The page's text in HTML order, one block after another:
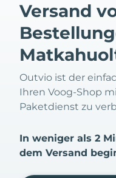
Versand
Outvio ist der
Ihren Voog-Shop
Paketdienst zu
In weniger als 2
dem Versand